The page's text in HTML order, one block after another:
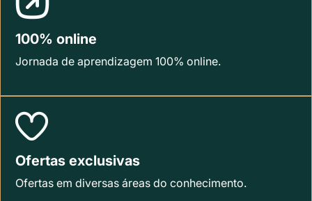
100% online
Jornada de aprendizagem 100% online.
Ofertas exclusivas
Ofertas em diversas áreas do conhecimento.